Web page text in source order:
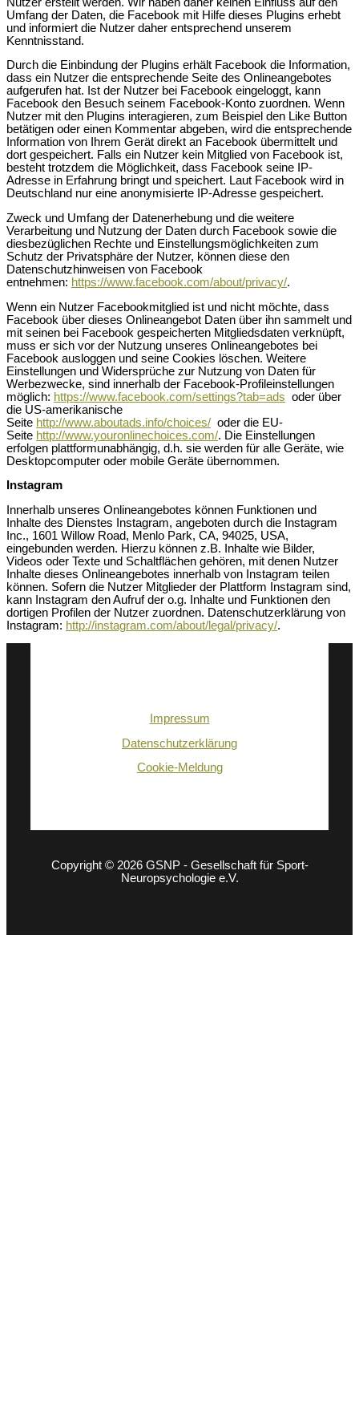
Umfang der Daten, die Facebook mit Hilfe dieses Plugins erhebt
und informiert die Nutzer daher entsprechend unserem
Kenntnisstand.
Durch die Einbindung der Plugins erhält Facebook die Information,
dass ein Nutzer die entsprechende Seite des Onlineangebotes
aufgerufen hat. Ist der Nutzer bei Facebook eingeloggt, kann
Facebook den Besuch seinem Facebook-Konto zuordnen. Wenn
Nutzer mit den Plugins interagieren, zum Beispiel den Like Button
betätigen oder einen Kommentar abgeben, wird die entsprechende
Information von Ihrem Gerät direkt an Facebook übermittelt und
dort gespeichert. Falls ein Nutzer kein Mitglied von Facebook ist,
besteht trotzdem die Möglichkeit, dass Facebook seine IP-
Adresse in Erfahrung bringt und speichert. Laut Facebook wird in
Deutschland nur eine anonymisierte IP-Adresse gespeichert.
Zweck und Umfang der Datenerhebung und die weitere
Verarbeitung und Nutzung der Daten durch Facebook sowie die
diesbezüglichen Rechte und Einstellungsmöglichkeiten zum
Schutz der Privatsphäre der Nutzer, können diese den
Datenschutzhinweisen von Facebook
entnehmen: https://www.facebook.com/about/privacy/.
Wenn ein Nutzer Facebookmitglied ist und nicht möchte, dass
Facebook über dieses Onlineangebot Daten über ihn sammelt und
mit seinen bei Facebook gespeicherten Mitgliedsdaten verknüpft,
muss er sich vor der Nutzung unseres Onlineangebotes bei
Facebook ausloggen und seine Cookies löschen. Weitere
Einstellungen und Widersprüche zur Nutzung von Daten für
Werbezwecke, sind innerhalb der Facebook-Profileinstellungen
möglich: https://www.facebook.com/settings?tab=ads oder über
die US-amerikanische
Seite http://www.aboutads.info/choices/ oder die EU-
Seite http://www.youronlinechoices.com/. Die Einstellungen
erfolgen plattformunabhängig, d.h. sie werden für alle Geräte, wie
Desktopcomputer oder mobile Geräte übernommen.
Instagram
Innerhalb unseres Onlineangebotes können Funktionen und
Inhalte des Dienstes Instagram, angeboten durch die Instagram
Inc., 1601 Willow Road, Menlo Park, CA, 94025, USA,
eingebunden werden. Hierzu können z.B. Inhalte wie Bilder,
Videos oder Texte und Schaltflächen gehören, mit denen Nutzer
Inhalte dieses Onlineangebotes innerhalb von Instagram teilen
können. Sofern die Nutzer Mitglieder der Plattform Instagram sind,
kann Instagram den Aufruf der o.g. Inhalte und Funktionen den
dortigen Profilen der Nutzer zuordnen. Datenschutzerklärung von
Instagram: http://instagram.com/about/legal/privacy/.
Impressum
Datenschutzerklärung
Cookie-Meldung
Copyright © 2026 GSNP - Gesellschaft für Sport-
Neuropsychologie e.V.